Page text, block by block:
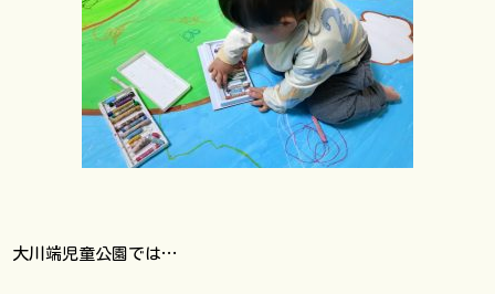
大川端児童公園では…